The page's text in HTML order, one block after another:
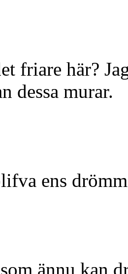
friare här?
dessa murar.
ens
ännu kan